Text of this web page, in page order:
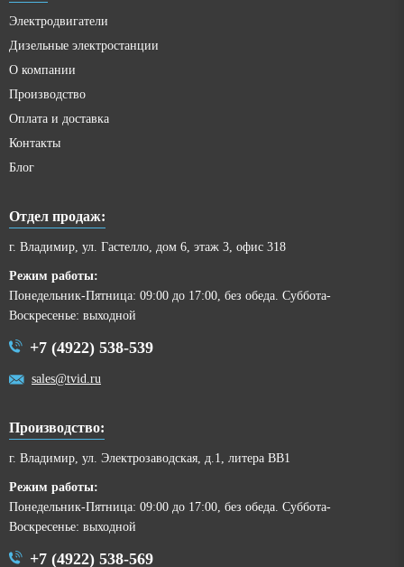
Электродвигатели
Дизельные электростанции
О компании
Производство
Оплата и доставка
Контакты
Блог
Отдел продаж:
г. Владимир, ул. Гастелло, дом 6, этаж 3, офис 318
Режим работы:
Понедельник-Пятница: 09:00 до 17:00, без обеда. Суббота-
Воскресенье: выходной
+7 (4922) 538-539
sales@tvid.ru
Производство:
г. Владимир, ул. Электрозаводская, д.1, литера ВВ1
Режим работы:
Понедельник-Пятница: 09:00 до 17:00, без обеда. Суббота-
Воскресенье: выходной
+7 (4922) 538-569